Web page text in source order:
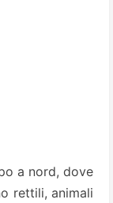
a nord, dove
rettili, animali